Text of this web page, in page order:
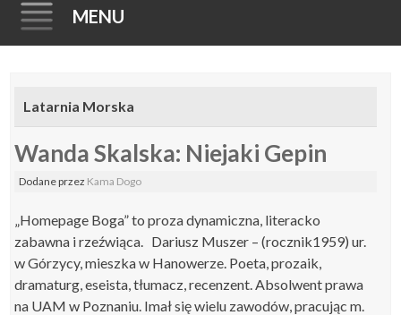
MENU
content
Latarnia Morska
Wanda Skalska: Niejaki Gepin
Dodaneprzez Kama Dogo
„Homepage Boga” to proza dynamiczna, literacko
zabawna i rzeźwiąca. Dariusz Muszer – (rocznik1959) ur.
w Górzycy, mieszka w Hanowerze. Poeta, prozaik,
dramaturg, eseista, tłumacz, recenzent. Absolwent prawa
na UAM w Poznaniu. Imał się wielu zawodów, pracując m.